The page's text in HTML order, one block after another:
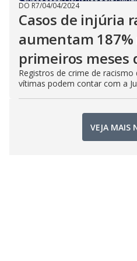
DO R7/04/04/2024
Casos de injúria
aumentam 187%
primeiros meses
Registros de crime de
vítimas podem contar com a
VEJA MAIS